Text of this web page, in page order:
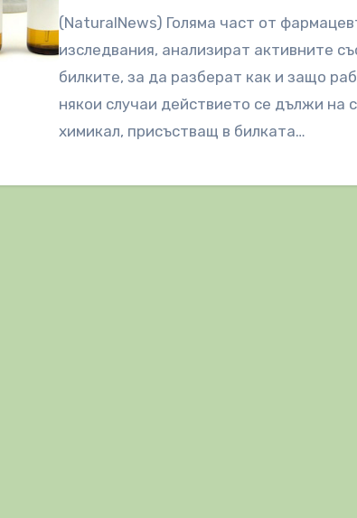
(NaturalNews) Голяма част от
изследвания, анализират активните
билките, за да разберат как и защо
някои случаи действието се дължи на
химикал, присъстващ в билката…